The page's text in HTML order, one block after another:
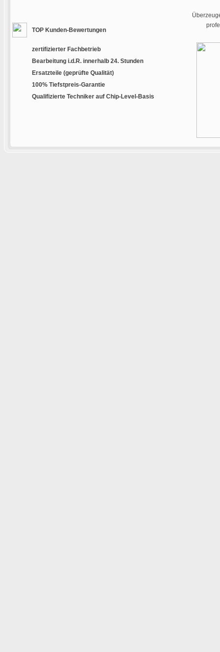
TOP Kunden-Bewertungen
zertifizierter Fachbetrieb
Bearbeitung i.d.R. innerhalb 24. Stunden
Ersatzteile (geprüfte Qualität)
100% Tiefstpreis-Garantie
Qualifizierte Techniker auf Chip-Level-Basis